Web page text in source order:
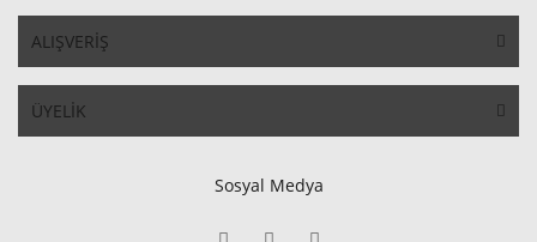
ALIŞVERİŞ
ÜYELİK
Sosyal Medya